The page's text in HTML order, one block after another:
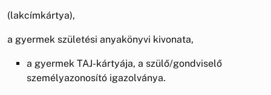
(lakcímkártya),
a gyermek születési anyakönyvi kivonata,
a gyermek TAJ-kártyája, a szülő/gondviselő
személyazonosító igazolványa.